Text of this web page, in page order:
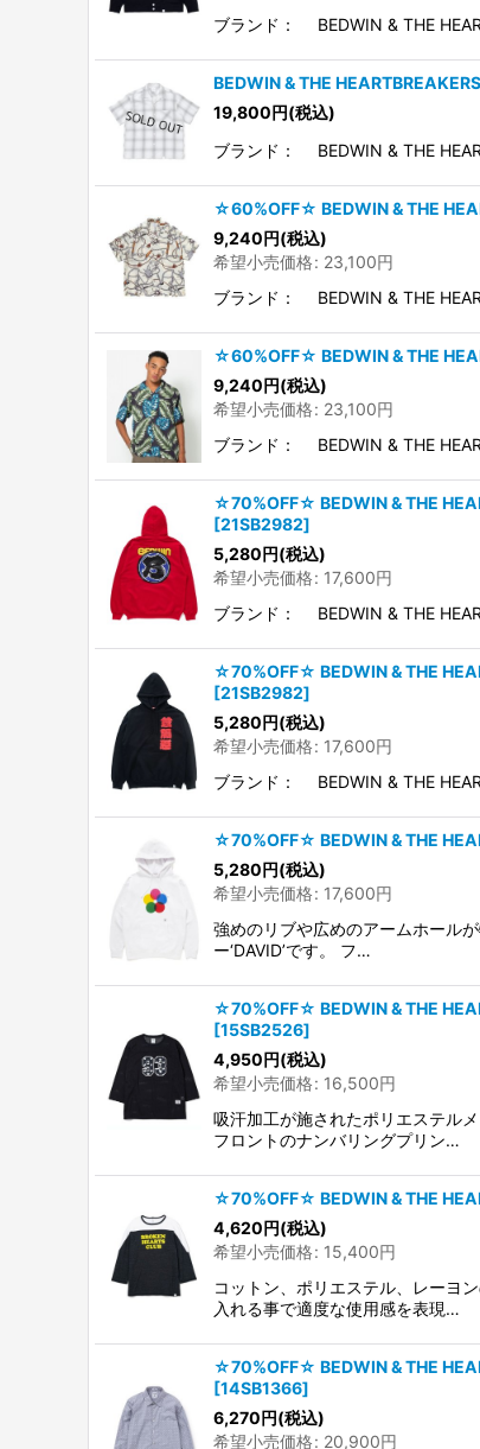
ブランド： BEDWIN & THE
BEDWIN & THE
19,800円(税込)
ブランド： BEDWIN & THE
☆60%OFF☆ BEDWIN & THE
9,240円(税込)
希望小売価格: 23,100円
ブランド： BEDWIN & THE
☆60%OFF☆ BEDWIN & THE
9,240円(税込)
希望小売価格: 23,100円
ブランド： BEDWIN & THE
☆70%OFF☆ BEDWIN & THE
[21SB2982]
5,280円(税込)
希望小売価格: 17,600円
ブランド： BEDWIN & THE
☆70%OFF☆ BEDWIN & THE
[21SB2982]
5,280円(税込)
希望小売価格: 17,600円
ブランド： BEDWIN & THE
☆70%OFF☆ BEDWIN & THE
5,280円(税込)
希望小売価格: 17,600円
強めのリブや広めのアームホール
ー‘DAVID’です。 フ…
☆70%OFF☆ BEDWIN & THE
[15SB2526]
4,950円(税込)
希望小売価格: 16,500円
吸汗加工が施されたポリエステル
フロントのナンバリングプリン…
☆70%OFF☆ BEDWIN & THE
4,620円(税込)
希望小売価格: 15,400円
コットン、ポリエステル、レーヨ
入れる事で適度な使用感を表現…
☆70%OFF☆ BEDWIN & THE
[14SB1366]
6,270円(税込)
希望小売価格: 20,900円